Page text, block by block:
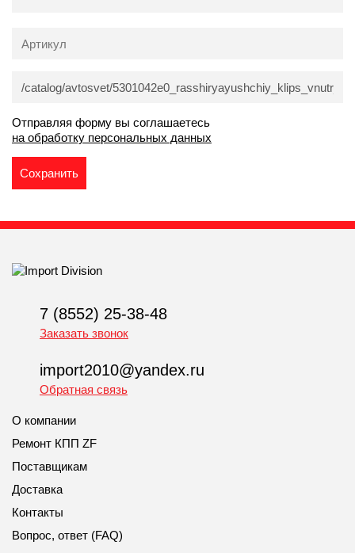
Отправляя форму вы соглашаетесь
на обработку персональных данных
7 (8552) 25-38-48
Заказать звонок
import2010@yandex.ru
Обратная связь
О компании
Ремонт КПП ZF
Поставщикам
Доставка
Контакты
Вопрос, ответ (FAQ)